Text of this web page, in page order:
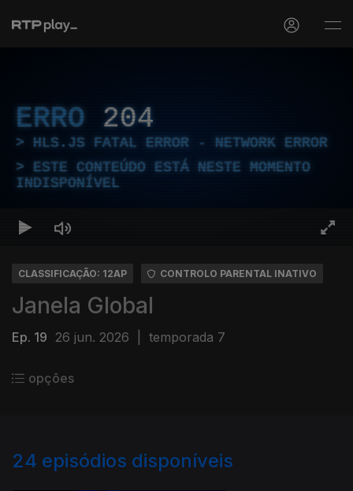
ERRO 204
HLS.JS FATAL ERROR - NETWORK ERROR
ESTE CONTEÚDO ESTÁ NESTE MOMENTO
INDISPONÍVEL
CLASSIFICAÇÃO: 12AP CONTROLO PARENTAL INATIVO
Janela Global
Ep. 19 26 jun. 2026 temporada 7
opções
24 episódios disponíveis